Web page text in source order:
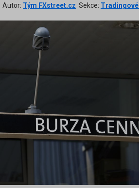
Autor: Tým FXstreet.cz Sekce: Tradingové